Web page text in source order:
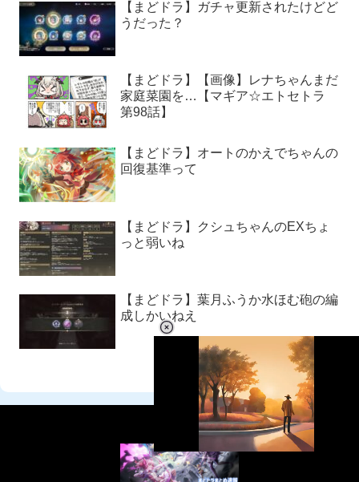
U
L
o
【まどドラ】ガチャ更新されたけどど
うだった？
【まどドラ】【画像】レナちゃんまだ
家庭菜園を…【マギア☆エトセトラ
第98話】
【まどドラ】オートのかえでちゃんの
回復基準って
【まどドラ】クシュちゃんのEXちょ
っと弱いね
【まどドラ】葉月ふうか水ほむ砲の編
成しかいねえ